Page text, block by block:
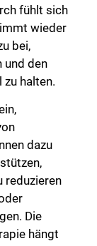
fühlt sich
wieder
bei,
und den
halten.
dazu
reduzieren
Die
hängt